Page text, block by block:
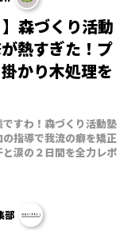
森づくり活動
熱すぎた！プ
かり木処理を
すわ！森づくり活動塾
指導で我流の癖を矯正
涙の２日間を全力レポ
部